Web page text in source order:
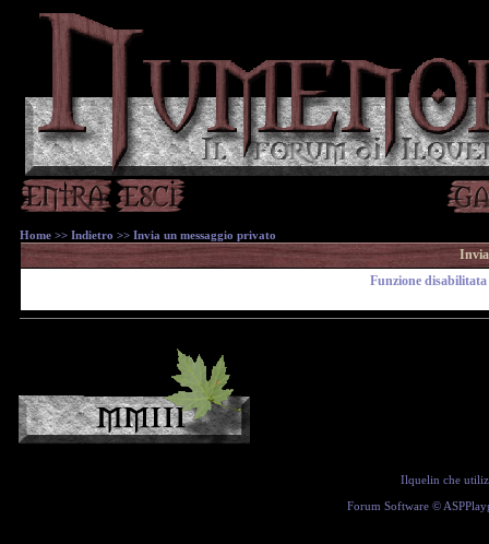
Home >> Indietro >> Invia un messaggio privato
Funzione disabilitata
Ilquelin che
Forum Software ©